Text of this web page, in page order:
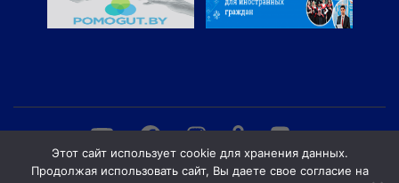
Этот сайт использует cookie для хранения данных.
Продолжая использовать сайт, Вы даете свое согласие на